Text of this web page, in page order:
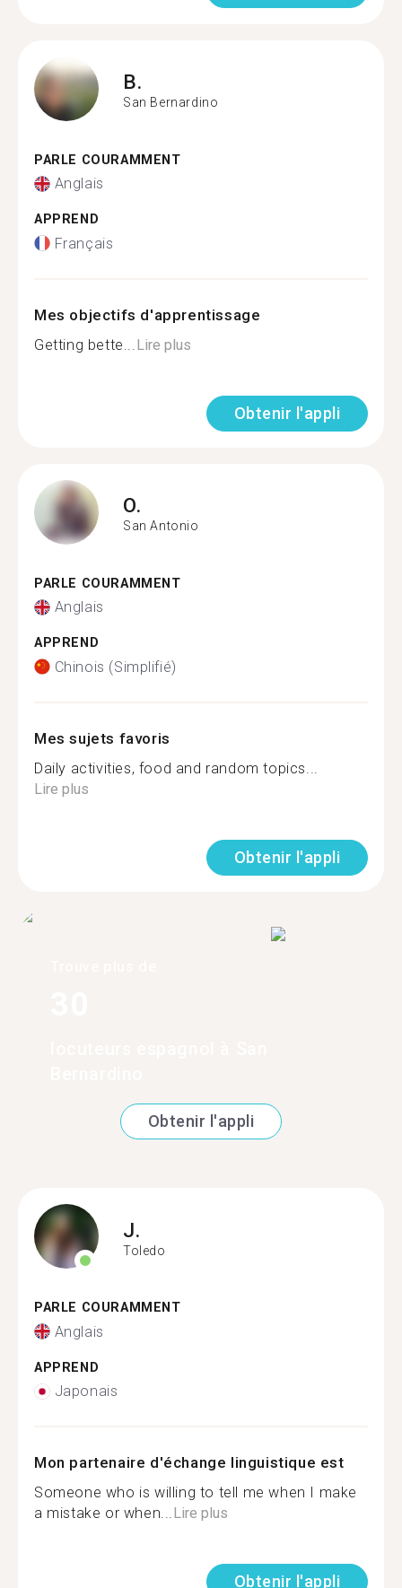
B.
San Bernardino
PARLE COURAMMENT
Anglais
APPREND
Français
Mes objectifs d'apprentissage
Getting bette... Lire plus
Obtenir l'appli
O.
San Antonio
PARLE COURAMMENT
Anglais
APPREND
Chinois (Simplifié)
Mes sujets favoris
Daily activities, food and random topics...
Lire plus
Obtenir l'appli
Obtenir l'appli
J.
Toledo
PARLE COURAMMENT
Anglais
APPREND
Japonais
Mon partenaire d'échange linguistique est
Someone who is willing to tell me when I make
a mistake or when...Lire plus
Obtenir l'appli